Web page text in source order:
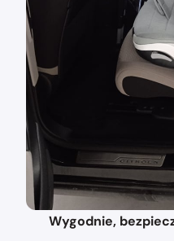
Wygodnie,